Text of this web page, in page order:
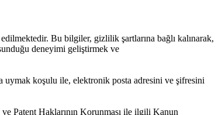
Bu bilgiler, gizlilik şartlarına bağlı kalınarak,
deneyimi geliştirmek ve
uymak koşulu ile, elektronik posta adresini ve şifresini
Patent Haklarının Korunması ile ilgili Kanun